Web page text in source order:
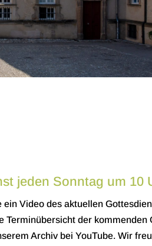
jeden Sonntag um 10
ein Video des aktuellen
Terminübersicht der kommenden
Archiv bei YouTube. Wir